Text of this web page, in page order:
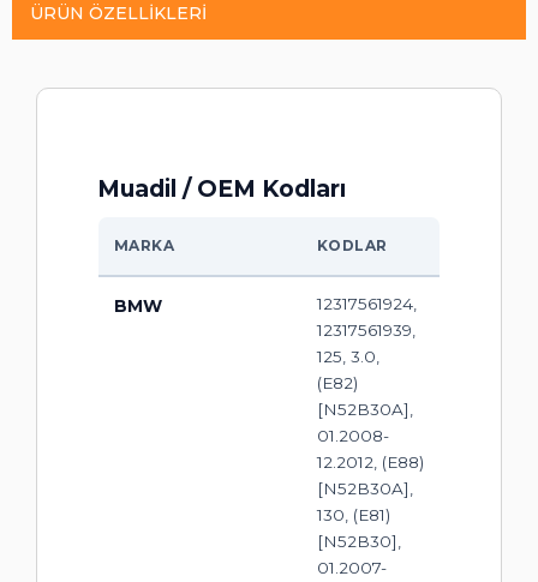
ÜRÜN ÖZELLIKLERI
Muadil / OEM Kodları
MARKA KODLAR
BMW
12317561924,
12317561939,
125, 3.0,
(E82)
[N52B30A],
01.2008-
12.2012, (E88)
[N52B30A],
130, (E81)
[N52B30],
01.2007-